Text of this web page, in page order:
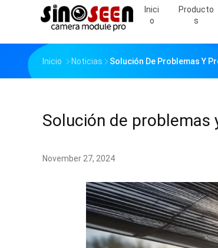
Inici
O
Producto
S
Inicio Noticias Solución De Problemas Y
Solución de problemas
November 27, 2024